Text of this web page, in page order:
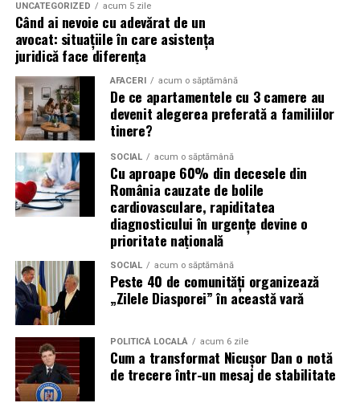
Atacurile sunt mai eficiente în contextul
evenimentelor globale
Campaniile de phishing asociate evenimentelor
importante profită de interesul public ridicat, de
presiunea timpului și de teama utilizatorilor că ar putea
pierde o ofertă sau o oportunitate. Mesajele care anunță
ultimele bilete disponibile, acces limitat la o transmisie
sau câștigarea unui premiu pot determina utilizatorii să
reacționeze înainte de a verifica sursa.
Turneul se încheie pe 19 iulie, iar specialiștii anticipează
o intensificare a activității frauduloase în perioada
finalei. Printre cele mai utilizate pretexte se numără
transmisiunile pirat, biletele revândute, pariurile,
tombolele, concursurile și falsele oferte de călătorie.
Pentru a răspunde riscurilor tot mai complexe,
cyber_Folks a lansat la finalul lunii iunie robo_Folks,
primul asistent AI integrat într-un panou de hosting
din România. Acesta poate efectua, la cererea
UNCATEGORIZED acum 5 zile
Când ai nevoie cu adevărat de un
avocat: situațiile în care asistența
juridică face diferența
AFACERI acum o săptămână
De ce apartamentele cu 3 camere au
devenit alegerea preferată a familiilor
tinere?
SOCIAL acum o săptămână
Cu aproape 60% din decesele din
România cauzate de bolile
cardiovasculare, rapiditatea
diagnosticului în urgențe devine o
prioritate națională
SOCIAL acum o săptămână
Peste 40 de comunități organizează
„Zilele Diasporei” în această vară
POLITICĂ LOCALĂ acum 6 zile
Cum a transformat Nicușor Dan o notă
de trecere într-un mesaj de stabilitate